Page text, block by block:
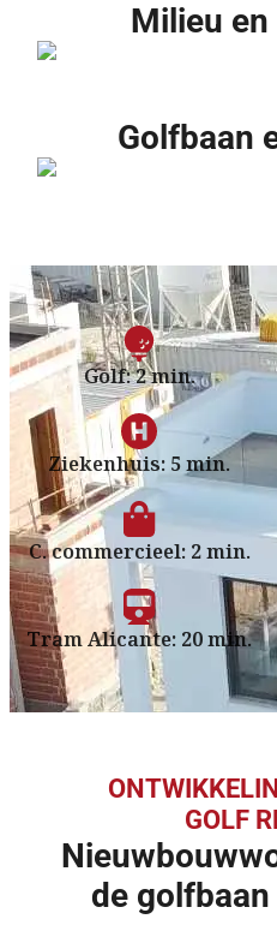
Milieu
Golfbaan
Golf: 2 min.
Ziekenhuis: 5 min.
C. commercieel: 2 min.
Tram Alicante: 20 min.
GOLF
de